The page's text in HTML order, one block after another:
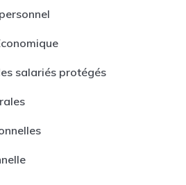
salariés protégés